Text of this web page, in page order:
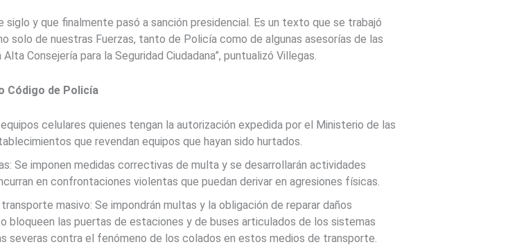
y que finalmente pasó a sanción presidencial. Es un texto que se trabajó
solo de nuestras Fuerzas, tanto de Policía como de algunas asesorías de las
Consejería para la Seguridad Ciudadana”, puntualizó Villegas.
Código de Policía
celulares quienes tengan la autorización expedida por el Ministerio de las
que revendan equipos que hayan sido hurtados.
Se imponen medidas correctivas de multa y se desarrollarán actividades
en confrontaciones violentas que puedan derivar en agresiones físicas.
masivo: Se impondrán multas y la obligación de reparar daños
bloqueen las puertas de estaciones y de buses articulados de los sistemas
severas contra el fenómeno de los colados en estos medios de transporte.